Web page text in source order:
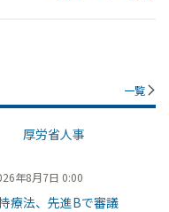
一覧
厚労省人事
年8月7日 0:00
療法、先進Bで審議